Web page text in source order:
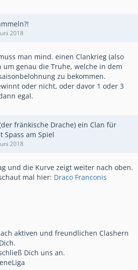
2018
man mind. einen Clankrieg (also
um genau die Truhe, welche in dem
zu bekommen.
oder nicht, oder davor 1 oder 3
egal.
fränkische Drache) ein Clan für
Spass am Spiel
2018
und die Kurve zeigt weiter nach oben.
mal hier: Draco Franconis
aktiven und freundlichen Clashern
Dich uns an.